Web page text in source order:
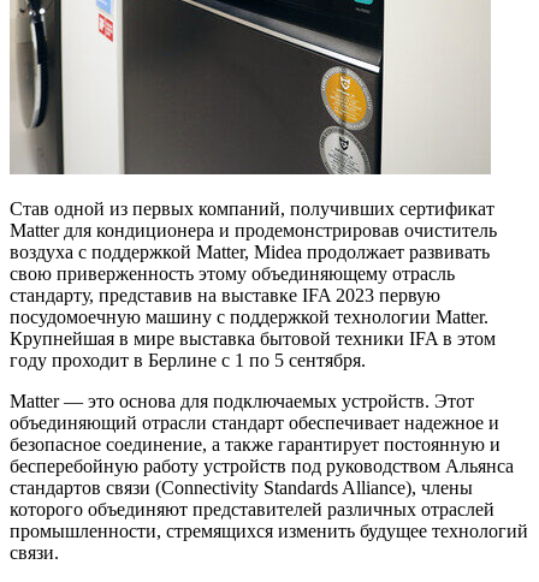
Став одной из первых компаний, получивших сертификат
Matter для кондиционера и продемонстрировав очиститель
воздуха с поддержкой Matter, Midea продолжает развивать
свою приверженность этому объединяющему отрасль
стандарту, представив на выставке IFA 2023 первую
посудомоечную машину с поддержкой технологии Matter.
Крупнейшая в мире выставка бытовой техники IFA в этом
году проходит в Берлине с 1 по 5 сентября.
Matter — это основа для подключаемых устройств. Этот
объединяющий отрасли стандарт обеспечивает надежное и
безопасное соединение, а также гарантирует постоянную и
бесперебойную работу устройств под руководством Альянса
стандартов связи (Connectivity Standards Alliance), члены
которого объединяют представителей различных отраслей
промышленности, стремящихся изменить будущее технологий
связи.